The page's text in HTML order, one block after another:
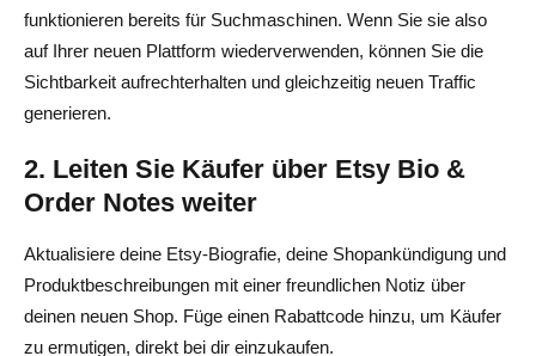
funktionieren bereits für Suchmaschinen. Wenn Sie sie also
auf Ihrer neuen Plattform wiederverwenden, können Sie die
Sichtbarkeit aufrechterhalten und gleichzeitig neuen Traffic
generieren.
2. Leiten Sie Käufer über Etsy Bio &
Order Notes weiter
Aktualisiere deine Etsy-Biografie, deine Shopankündigung und
Produktbeschreibungen mit einer freundlichen Notiz über
deinen neuen Shop. Füge einen Rabattcode hinzu, um Käufer
zu ermutigen, direkt bei dir einzukaufen.